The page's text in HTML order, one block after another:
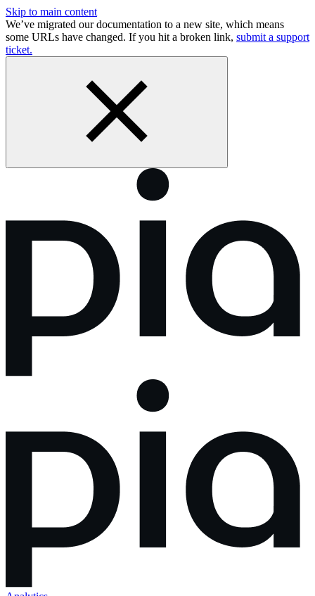
Skip to main content
We’ve migrated our documentation to a new site, which means
some URLs have changed. If you hit a broken link, submit a support
ticket.